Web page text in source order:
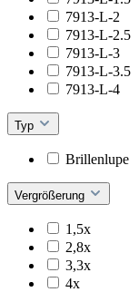
7913-L-2
7913-L-2.5
7913-L-3
7913-L-3.5
7913-L-4
Typ
Brillenlupe
Vergrößerung
1,5x
2,8x
3,3x
4x